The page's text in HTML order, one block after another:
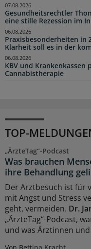
Gesundheitsrechtler
eine stille Rezession im
07.08.2026
Praxisbesonderheiten in
Klarheit soll es in der
06.08.2026
KBV und Krankenkassen
Cannabistherapie
06.08.2026
TOP-
„ÄrzteTag“-Podcast
Was brauchen
ihre Behandlung
Der Arztbesuch ist für
mit Angst und Stress
geht, vermeiden. Dr.
„ÄrzteTag“-Podcast,
und was Ärztinnen